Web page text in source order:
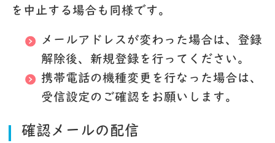
を中止する場合も同様です。
メールアドレスが変わった場合は、登録
解除後、新規登録を行ってください。
携帯電話の機種変更を行なった場合は、
受信設定のご確認をお願いします。
確認メールの配信